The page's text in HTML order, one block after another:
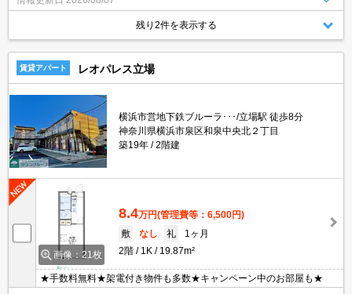
残り2件を表示する
賃貸アパート レオパレス立場
横浜市営地下鉄ブルーラ･･･/立場駅 徒歩8分
神奈川県横浜市泉区和泉中央北２丁目
築19年
2階建
画像：21枚
8.4万円(管理費等：6,500円)
敷
なし 礼
1ヶ月
2階
1K 19.87m²
★手数料無料★架電付き物件も多数★キャンペーン中のお部屋も★